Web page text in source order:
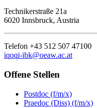
Technikerstraße 21a
6020 Innsbruck, Austria
Telefon +43 512 507 47100
iqoqi-ibk@oeaw.ac.at
Offene Stellen
Postdoc (f/m/x)
Praedoc (Diss) (f/m/x)